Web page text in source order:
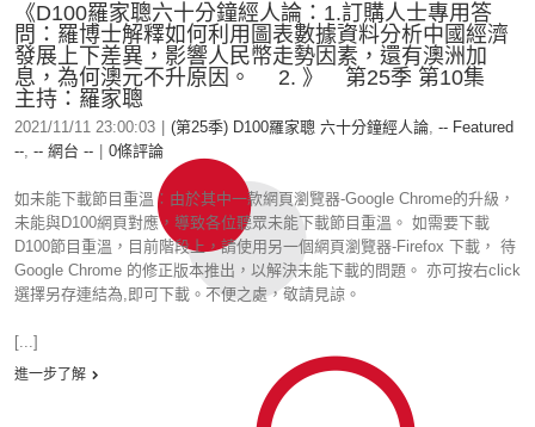
《D100羅家聰六十分鐘經人論：1.訂購人士專用答
問：羅博士解釋如何利用圖表數據資料分析中國經濟
發展上下差異，影響人民幣走勢因素，還有澳洲加
息，為何澳元不升原因。 2. 》 第25季 第10集
主持：羅家聰
2021/11/11 23:00:03 (第25季) D100羅家聰 六十分鐘經人論, -- Featured
--, -- 網台 -- 0條評論
如未能下載節目重溫︰由於其中一款網頁瀏覽器-Google Chrome的升級，
未能與D100網頁對應，導致各位聽眾未能下載節目重溫。 如需要下載
D100節目重溫，目前階段上，請使用另一個網頁瀏覽器-Firefox 下載， 待
Google Chrome 的修正版本推出，以解決未能下載的問題。 亦可按右click
選擇另存連結為,即可下載。不便之處，敬請見諒。
[...]
進一步了解